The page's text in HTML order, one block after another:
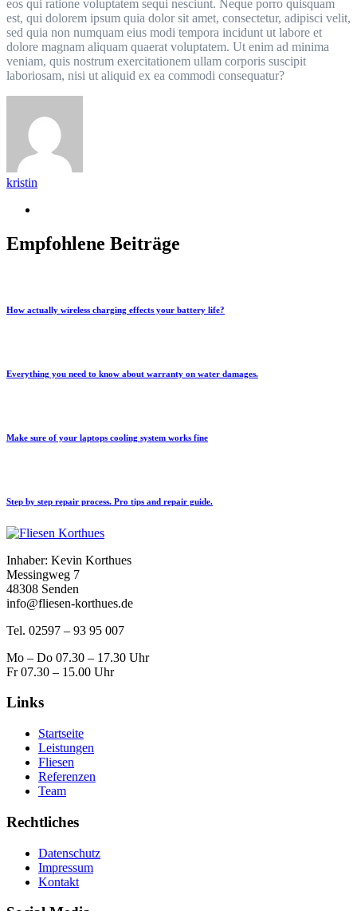
eos qui ratione voluptatem sequi nesciunt. Neque porro quisquam
est, qui dolorem ipsum quia dolor sit amet, consectetur, adipisci velit,
sed quia non numquam eius modi tempora incidunt ut labore et
dolore magnam aliquam quaerat voluptatem. Ut enim ad minima
veniam, quis nostrum exercitationem ullam corporis suscipit
laboriosam, nisi ut aliquid ex ea commodi consequatur?
kristin
Empfohlene Beiträge
How actually wireless charging effects your battery life?
Everything you need to know about warranty on water damages.
Make sure of your laptops cooling system works fine
Step by step repair process. Pro tips and repair guide.
Inhaber: Kevin Korthues
Messingweg 7
48308 Senden
info@fliesen-korthues.de
Tel. 02597 – 93 95 007
Mo – Do 07.30 – 17.30 Uhr
Fr 07.30 – 15.00 Uhr
Links
Startseite
Leistungen
Fliesen
Referenzen
Team
Rechtliches
Datenschutz
Impressum
Kontakt